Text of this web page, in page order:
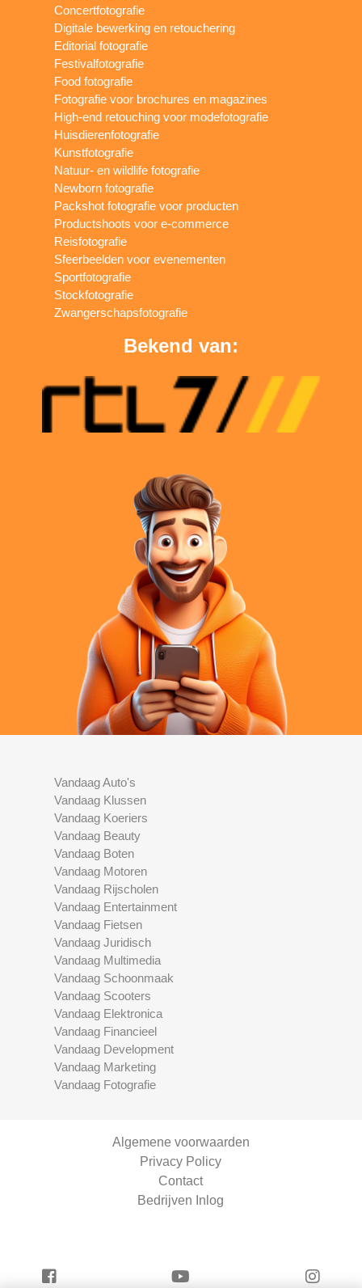
Concertfotografie
Digitale bewerking en retouchering
Editorial fotografie
Festivalfotografie
Food fotografie
Fotografie voor brochures en magazines
High-end retouching voor modefotografie
Huisdierenfotografie
Kunstfotografie
Natuur- en wildlife fotografie
Newborn fotografie
Packshot fotografie voor producten
Productshoots voor e-commerce
Reisfotografie
Sfeerbeelden voor evenementen
Sportfotografie
Stockfotografie
Zwangerschapsfotografie
Bekend van:
Vandaag Auto's
Vandaag Klussen
Vandaag Koeriers
Vandaag Beauty
Vandaag Boten
Vandaag Motoren
Vandaag Rijscholen
Vandaag Entertainment
Vandaag Fietsen
Vandaag Juridisch
Vandaag Multimedia
Vandaag Schoonmaak
Vandaag Scooters
Vandaag Elektronica
Vandaag Financieel
Vandaag Development
Vandaag Marketing
Vandaag Fotografie
Algemene voorwaarden
Privacy Policy
Contact
Bedrijven Inlog